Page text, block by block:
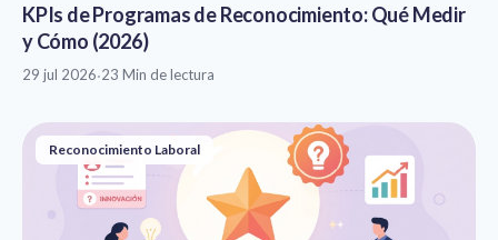
KPIs de Programas de Reconocimiento: Qué Medir
y Cómo (2026)
29 jul 2026·23 Min de lectura
Reconocimiento Laboral